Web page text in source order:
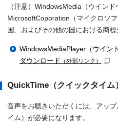
（注意）WindowsMedia（ウイン
MicrosoftCoporation（マイクロソ
国、およびその他の国における商標
WindowsMediaPlayer（ウイン
ダウンロード
（外部リンク）
QuickTime（クイックタイム
音声をお聴きいただくには、アッ
イム）が必要になります。